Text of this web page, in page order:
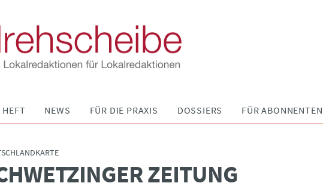
HEFT NEWS FÜR DIE PRAXIS DOSSIERS FÜR ABONNENTEN
ZEITUNG